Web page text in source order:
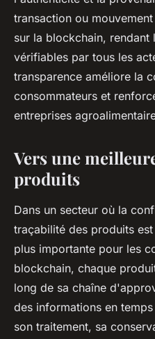
transaction ou
sur la blockchain, rendant
vérifiables par tous les
transparence améliore la
consommateurs et
entreprises
Vers une
produits
Dans un secteur où la
traçabilité des produits
plus importante pour les
blockchain, chaque
long de sa chaîne
des informations en
son traitement, sa